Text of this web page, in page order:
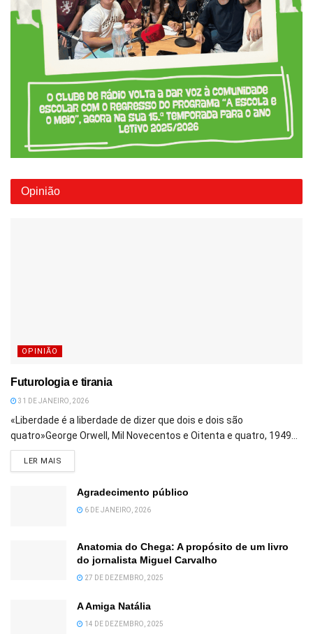
Opinião
OPINIÃO
Futurologia e tirania
31 DE JANEIRO, 2026
«Liberdade é a liberdade de dizer que dois e dois são
quatro»George Orwell, Mil Novecentos e Oitenta e quatro, 1949...
LER MAIS
Agradecimento público
6 DE JANEIRO, 2026
Anatomia do Chega: A propósito de um livro
do jornalista Miguel Carvalho
27 DE DEZEMBRO, 2025
A Amiga Natália
14 DE DEZEMBRO, 2025